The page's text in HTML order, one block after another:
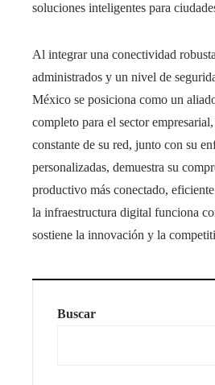
soluciones inteligentes para
Al integrar una conectividad
administrados y un nivel de
México se posiciona como un
completo para el sector
constante de su red, junto con su
personalizadas, demuestra su
productivo más conectado,
la infraestructura digital funciona
sostiene la innovación y la
Buscar